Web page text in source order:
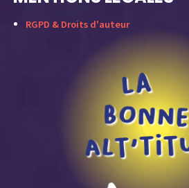
RGPD & Droits d'auteur